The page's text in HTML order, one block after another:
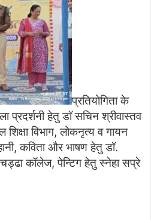
प्रतियोगिता के
प्रदर्शनी हेतु डॉ सचिन श्रीवास्तव
विभाग, लोकनृत्य व गायन
कविता और भाषण हेतु डॉ.
चड्ढा कॉलेज, पेन्टिग हेतु स्नेहा सप्रे